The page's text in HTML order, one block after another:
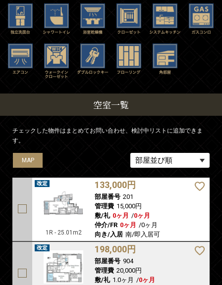
空室一覧
チェックした物件はまとめてお問い合わせ、検討中リストに追加できま
す。
MAP
1R - 25.01m2
133,000円
部屋番号 201
管理費 15,000円
敷/礼 0ヶ月 /0ヶ月
仲介/FR 0ヶ月 /0ヶ月
向き/入居 南/即入居可
MAP
198,000円
部屋番号 904
管理費 20,000円
敷/礼 1.0ヶ月 /0ヶ月